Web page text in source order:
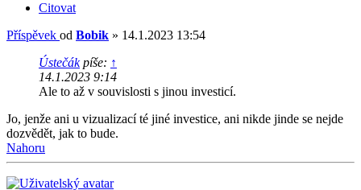
Citovat
Příspěvek od Bobik » 14.1.2023 13:54
Ústečákpíše: ↑
14.1.2023 9:14
Ale to až v souvislosti s jinou investicí.
Jo, jenže ani u vizualizací té jiné investice, ani nikde jinde se nejde
dozvědět, jak to bude.
Nahoru